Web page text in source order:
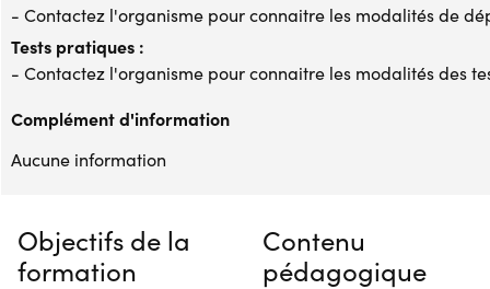
- Contactez l'organisme pour connaitre les modalités de
Tests pratiques :
- Contactez l'organisme pour connaitre les modalités des
Complément d'information
Aucune information
Objectifs de la
formation
Contenu
pédagogique